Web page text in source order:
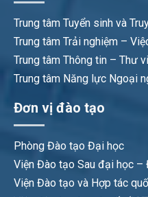
Trung tâm Tuyển sinh và
Trung tâm Trải nghiệm –
Trung tâm Thông tin – Thư
Trung tâm Năng lực Ngoại
Đơn vị đào tạo
Phòng Đào tạo Đại học
Viện Đào tạo Sau đại học
Viện Đào tạo và Hợp tác